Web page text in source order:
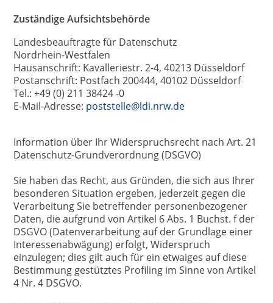
Zuständige Aufsichtsbehörde
Landesbeauftragte für Datenschutz
Nordrhein-Westfalen
Hausanschrift: Kavalleriestr. 2-4, 40213 Düsseldorf
Postanschrift: Postfach 200444, 40102 Düsseldorf
Tel.: +49 (0) 211 38424 -0
E-Mail-Adresse: poststelle@ldi.nrw.de
Information über Ihr Widerspruchsrecht nach Art. 21
Datenschutz-Grundverordnung (DSGVO)
Sie haben das Recht, aus Gründen, die sich aus Ihrer
besonderen Situation ergeben, jederzeit gegen die
Verarbeitung Sie betreffender personenbezogener
Daten, die aufgrund von Artikel 6 Abs. 1 Buchst. f der
DSGVO (Datenverarbeitung auf der Grundlage einer
Interessenabwägung) erfolgt, Widerspruch
einzulegen; dies gilt auch für ein etwaiges auf diese
Bestimmung gestütztes Profiling im Sinne von Artikel
4 Nr. 4 DSGVO.